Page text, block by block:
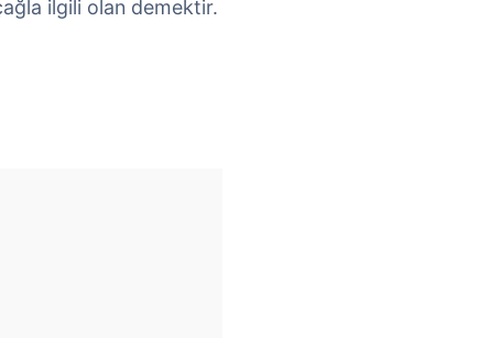
ilgili olan demektir.